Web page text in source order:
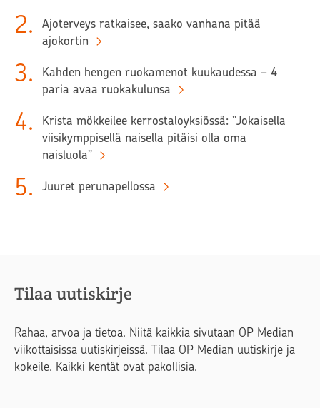
2.
Ajoterveys ratkaisee, saako vanhana pitää
ajokortin
3.
Kahden hengen ruokamenot kuukaudessa – 4
paria avaa ruokakulunsa
4.
Krista mökkeilee kerrostaloyksiössä: ”Jokaisella
viisikymppisellä naisella pitäisi olla oma
naisluola”
5. Juuret perunapellossa
Tilaa uutiskirje
Rahaa, arvoa ja tietoa. Niitä kaikkia sivutaan OP Median
viikottaisissa uutiskirjeissä. Tilaa OP Median uutiskirje ja
kokeile. Kaikki kentät ovat pakollisia.